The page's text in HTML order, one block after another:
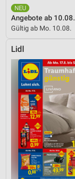
Angebote ab 10.08.
Gültig ab Mo. 10.08.
Lidl